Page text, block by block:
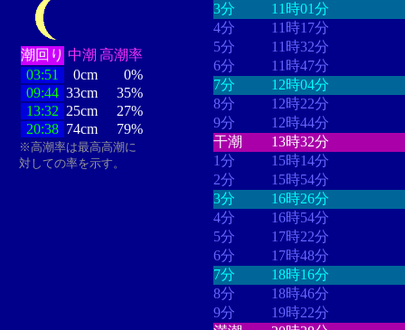
潮回り 中潮 高潮率
03:51
0cm
0%
09:44 33cm
35%
13:32 25cm
27%
20:38 74cm 79%
※高潮率は最高高潮に
対しての率を示す。
3分
11時01分
4分
11時17分
5分
11時32分
6分
11時47分
7分
12時04分
8分
12時22分
9分
12時44分
干潮
13時32分
1分
15時14分
2分
15時54分
3分
16時26分
4分
16時54分
5分
17時22分
6分
17時48分
7分
18時16分
8分
18時46分
9分
19時22分